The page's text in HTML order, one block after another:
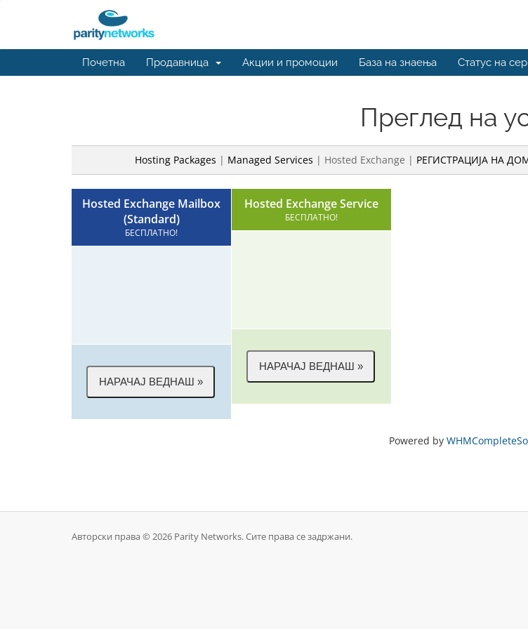
Почетна Продавница Акции и промоции База на знаења Статус на
Преглед на
Hosting Packages | Managed Services | Hosted Exchange | РЕГИСТРАЦИЈА НА
Hosted Exchange Mailbox
(Standard)
БЕСПЛАТНО!
Hosted Exchange Service
БЕСПЛАТНО!
Powered by
Авторски права © 2026 Parity Networks. Сите права се задржани.